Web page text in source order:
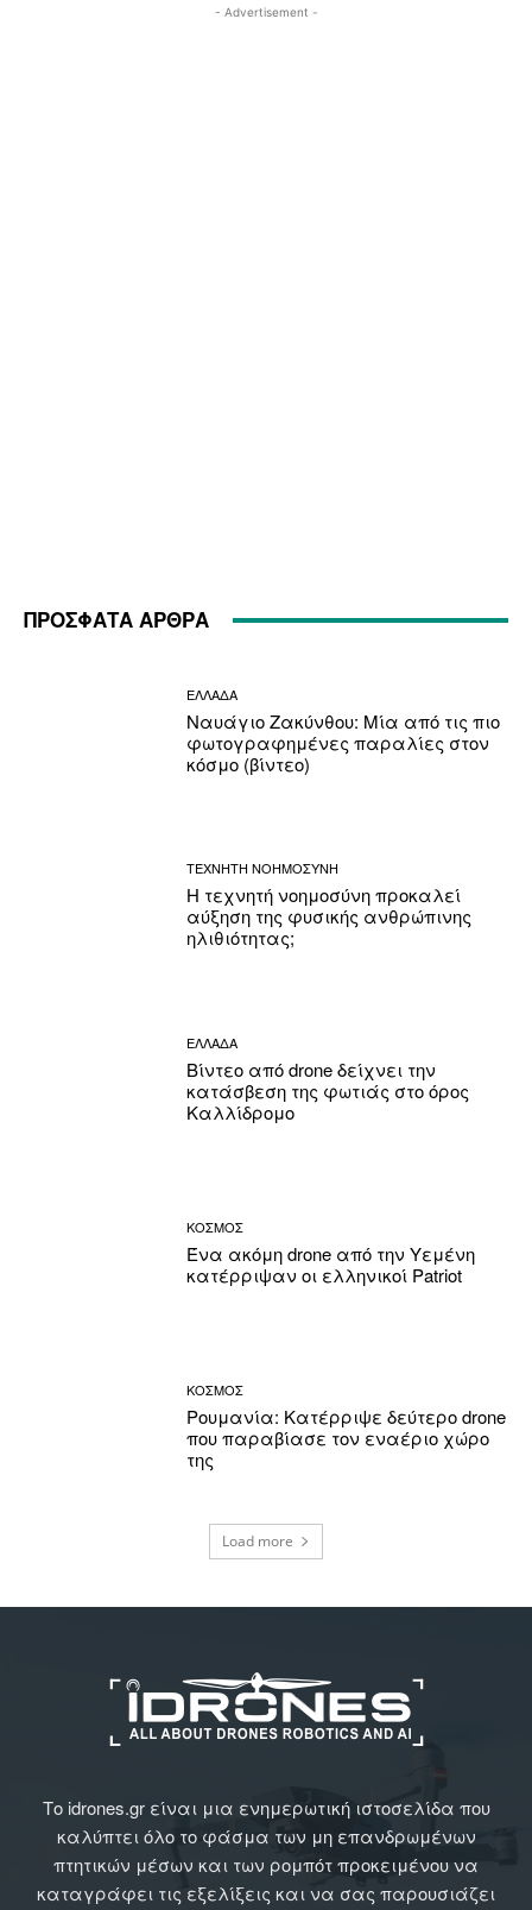
- Advertisement -
ΠΡΟΣΦΑΤΑ ΑΡΘΡΑ
ΕΛΛΑΔΑ
Ναυάγιο Ζακύνθου: Μία από τις πιο
φωτογραφημένες παραλίες στον
κόσμο (βίντεο)
ΤΕΧΝΗΤΗ ΝΟΗΜΟΣΥΝΗ
Η τεχνητή νοημοσύνη προκαλεί
αύξηση της φυσικής ανθρώπινης
ηλιθιότητας;
ΕΛΛΑΔΑ
Βίντεο από drone δείχνει την
κατάσβεση της φωτιάς στο όρος
Καλλίδρομο
ΚΟΣΜΟΣ
Ένα ακόμη drone από την Υεμένη
κατέρριψαν οι ελληνικοί Patriot
ΚΟΣΜΟΣ
Ρουμανία: Κατέρριψε δεύτερο drone
που παραβίασε τον εναέριο χώρο
της
Load more
Το idrones.gr είναι μια ενημερωτική ιστοσελίδα που
καλύπτει όλο το φάσμα των μη επανδρωμένων
πτητικών μέσων και των ρομπότ προκειμένου να
καταγράφει τις εξελίξεις και να σας παρουσιάζει